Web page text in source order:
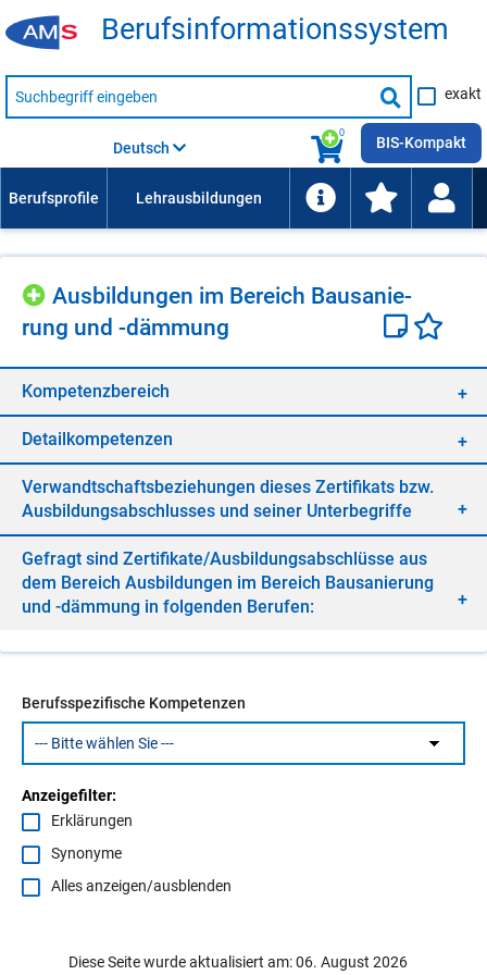
Be­rufs­in­for­ma­ti­ons­sys­tem
Suche
nach
Suche
starten
exakt
0
Deutsch BIS-Kompakt
Aus­bil­dun­gen im Be­reich Bau­sa­nie­
rung und -däm­mung
Kom­pe­tenz­be­reich
De­tail­kom­pe­ten­zen
Ver­wandt­schafts­be­zie­hun­gen die­ses Zer­ti­fi­kats bzw.
Aus­bil­dungs­ab­schlus­ses und sei­ner Un­ter­be­grif­fe
Ge­fragt sind Zer­ti­fi­ka­te/​Aus­bil­dungs­ab­schlüs­se aus
dem Be­reich Aus­bil­dun­gen im Be­reich Bau­sa­nie­rung
und -däm­mung in fol­gen­den Be­ru­fen:
Berufsspezifische Kompetenzen
Anzeigefilter:
Erklärungen
Synonyme
Alles anzeigen/ausblenden
Diese Seite wurde aktualisiert am: 06. August 2026